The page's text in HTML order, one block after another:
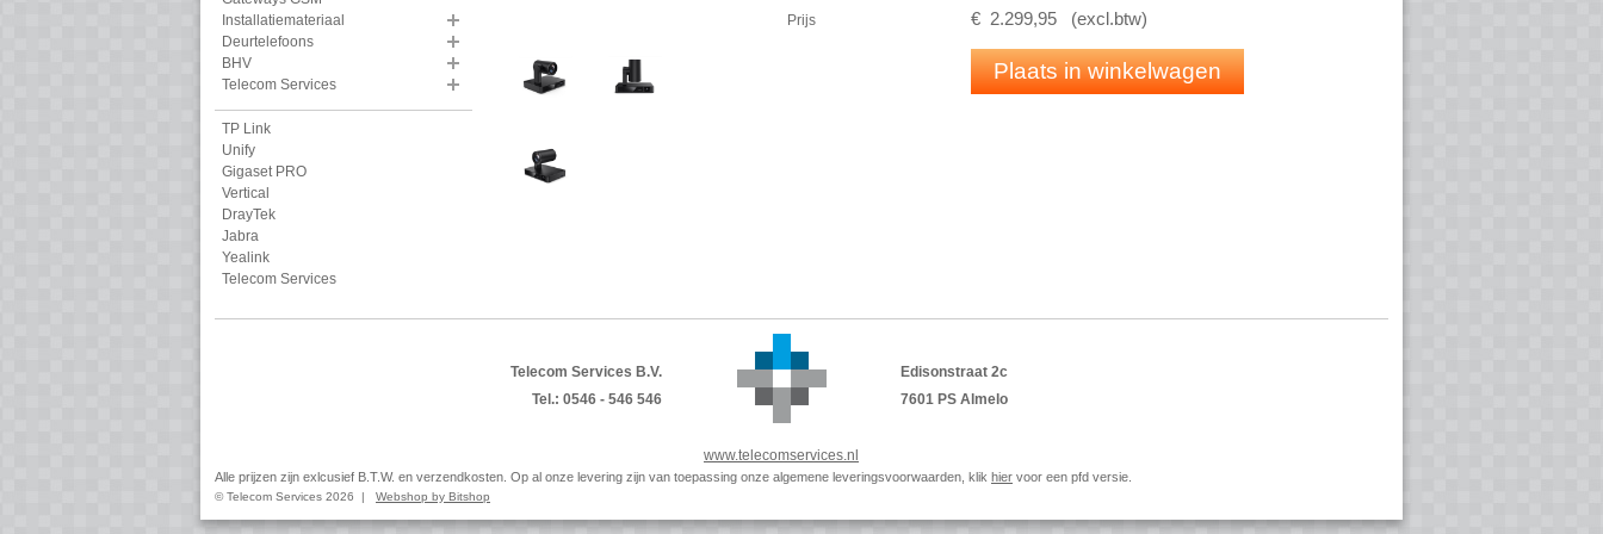
Installatiemateriaal
Deurtelefoons
BHV
Telecom Services
TP Link
Unify
Gigaset PRO
Vertical
DrayTek
Jabra
Yealink
Telecom Services
Autoframing
Prijs € 2.299,95 (excl.btw)
Plaats in winkelwagen
Telecom Services B.V.
Edisonstraat 2c
Tel.: 0546 - 546 546
7601 PS Almelo
www.telecomservices.nl
Alle prijzen zijn exlcusief B.T.W. en verzendkosten. Op al onze levering zijn van toepassing onze algemene leveringsvoorwaarden, klik hier voor een pfd versie.
© Telecom Services 2026 | Webshop by Bitshop